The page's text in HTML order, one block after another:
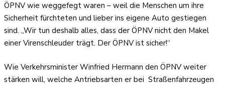
ÖPNV wie weggefegt waren – weil die Menschen um ihre
Sicherheit fürchteten und lieber ins eigene Auto gestiegen
sind. „Wir tun deshalb alles, dass der ÖPNV nicht den Makel
einer Virenschleuder trägt. Der ÖPNV ist sicher!“
Wie Verkehrsminister Winfried Hermann den ÖPNV weiter
stärken will, welche Antriebsarten er bei Straßenfahrzeugen